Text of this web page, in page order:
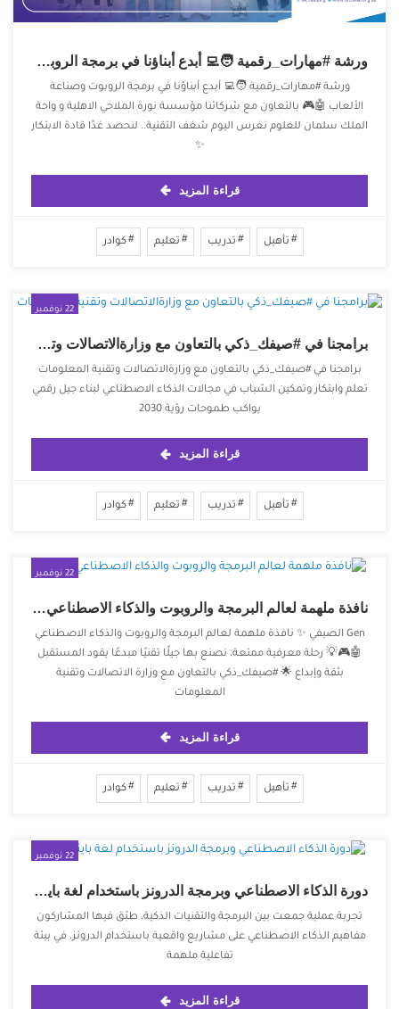
ورشة #مهارات_رقمية‬⁩ 🧑‍💻 ‏أبدع أبناؤنا في برمجة الروبوت وصناعة الألعاب 🤖🎮
ورشة #مهارات_رقمية‬⁩ 🧑‍💻 ‏أبدع أبناؤنا في برمجة الروبوت وصناعة
الألعاب 🤖🎮 ‏بالتعاون مع شركائنا مؤسسة نورة الملاحي الاهلية و واحة
الملك سلمان للعلوم ‏نغرس اليوم شغف التقنية.. لنحصد غدًا قادة الابتكار
✨
قراءة المزيد
تأهيل تدريب تعليم كوادر
22 نوفمبر
2025برامجنا في ⁧‫#صيفك_ذكي‬⁩ بالتعاون مع وزارةالاتصالات وتقنية المعلومات
برامجنا في ⁧‫#صيفك_ذكي‬⁩ بالتعاون مع وزارةالاتصالات وتقنية المعلومات
‏تعلم وابتكار وتمكين الشباب في مجالات الذكاء الاصطناعي لبناء جيل رقمي
يواكب طموحات رؤية 2030
قراءة المزيد
تأهيل تدريب تعليم كوادر
22 نوفمبر
2025 ‏نافذة ملهمة لعالم البرمجة والروبوت والذكاء الاصطناعي 🤖🎮💡
Gen الصيفي ✨ ‏نافذة ملهمة لعالم البرمجة والروبوت والذكاء الاصطناعي
🤖🎮💡 ‏رحلة معرفية ممتعة، نصنع بها جيلًا تقنيًا مبدعًا يقود المستقبل
بثقة وإبداع 🌟 ‏⁧‫#صيفك_ذكي‬⁩ ‏بالتعاون مع وزارة الاتصالات وتقنية
المعلومات
قراءة المزيد
تأهيل تدريب تعليم كوادر
22 نوفمبر
2025دورة الذكاء الاصطناعي وبرمجة الدرونز باستخدام لغة بايثون 🚁💻
‏تجربة عملية جمعت بين البرمجة والتقنيات الذكية، طبّق فيها المشاركون
مفاهيم الذكاء الاصطناعي على مشاريع واقعية باستخدام الدرونز، في بيئة
تفاعلية ملهمة
قراءة المزيد